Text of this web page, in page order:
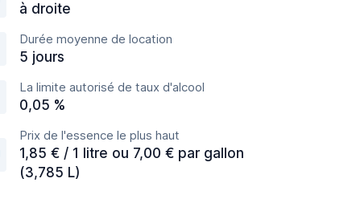
à droite
Durée moyenne de location
5 jours
La limite autorisé de taux d'alcool
0,05 %
Prix de l'essence le plus haut
1,85 € / 1 litre ou 7,00 € par gallon
(3,785 L)